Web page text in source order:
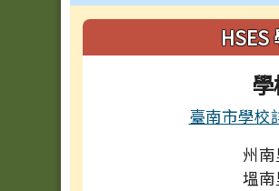
左邊區域內容
HSES
臺南市學校
州
塭
頁尾區域